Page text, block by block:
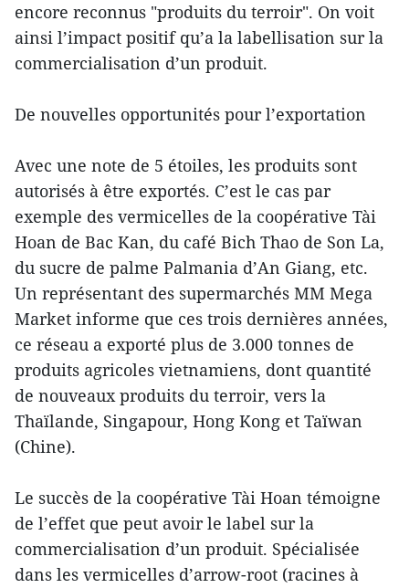
encore reconnus "produits du terroir". On voit
ainsi l’impact positif qu’a la labellisation sur la
commercialisation d’un produit.
De nouvelles opportunités pour l’exportation
Avec une note de 5 étoiles, les produits sont
autorisés à être exportés. C’est le cas par
exemple des vermicelles de la coopérative Tài
Hoan de Bac Kan, du café Bich Thao de Son La,
du sucre de palme Palmania d’An Giang, etc.
Un représentant des supermarchés MM Mega
Market informe que ces trois dernières années,
ce réseau a exporté plus de 3.000 tonnes de
produits agricoles vietnamiens, dont quantité
de nouveaux produits du terroir, vers la
Thaïlande, Singapour, Hong Kong et Taïwan
(Chine).
Le succès de la coopérative Tài Hoan témoigne
de l’effet que peut avoir le label sur la
commercialisation d’un produit. Spécialisée
dans les vermicelles d’arrow-root (racines à